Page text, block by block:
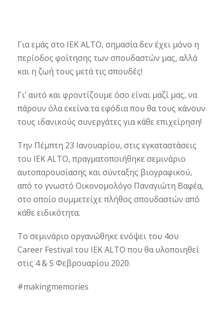
Για εμάς στο IEK ALTO, σημασία δεν έχει μόνο η
περίοδος φοίτησης των σπουδαστών μας, αλλά
και η ζωή τους μετά τις σπουδές!
Γι’ αυτό και φροντίζουμε όσο είναι μαζί μας, να
πάρουν όλα εκείνα τα εφόδια που θα τους κάνουν
τους ιδανικούς συνεργάτες για κάθε επιχείρηση!
Την Πέμπτη 23 Ιανουαρίου, στις εγκαταστάσεις
του IEK ALTO, πραγματοποιήθηκε σεμινάριο
αυτοπαρουσίασης και σύνταξης βιογραφικού,
από το γνωστό Οικονομολόγο Παναγιώτη Βαφέα,
στο οποίο συμμετείχε πλήθος σπουδαστών από
κάθε ειδικότητα.
Το σεμινάριο οργανώθηκε ενόψει του 4ου
Career Festival του IEK ALTO που θα υλοποιηθεί
στις 4 & 5 Φεβρουαρίου 2020.
#makingmemories